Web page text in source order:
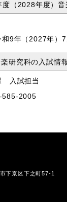
度（2028年度）音
9年（2027年）7
研究科の入試情
入試担当
2005
下京区下之町57-1